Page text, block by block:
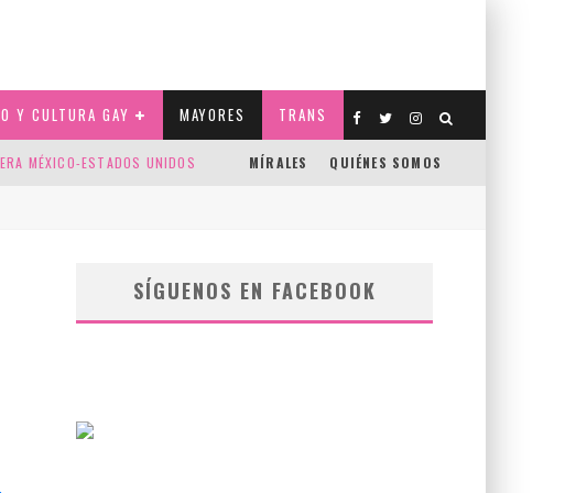
Y CULTURA GAY MAYORES TRANS
MÉXICO-ESTADOS UNIDOS MÍRALES QUIÉNES SOMOS
SÍGUENOS EN FACEBOOK